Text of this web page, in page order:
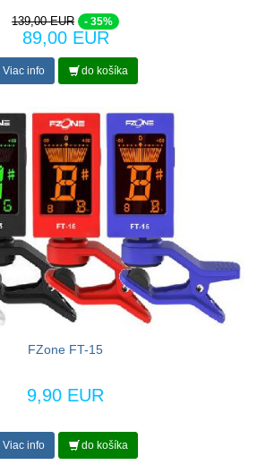
139,00 EUR - 35%
89,00 EUR
Viac info do košíka
FZone FT-15
9,90 EUR
Viac info do košíka